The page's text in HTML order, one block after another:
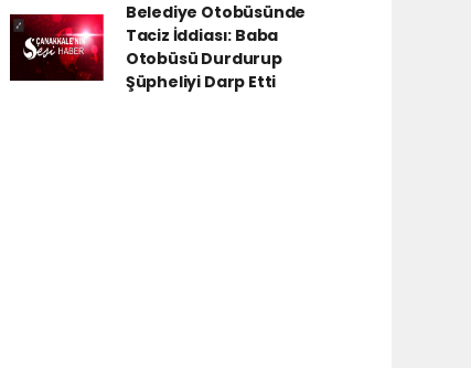
Belediye Otobüsünde
Taciz İddiası: Baba
Otobüsü Durdurup
Şüpheliyi Darp Etti